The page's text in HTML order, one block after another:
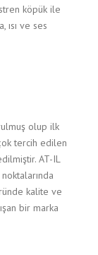
köpük ile
ısı ve ses
olup ilk
tercih edilen
AT-IL
kalite ve
bir marka